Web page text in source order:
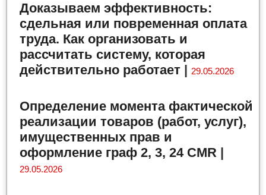
Доказываем эффективность:
сдельная или повременная оплата
труда. Как организовать и
рассчитать систему, которая
действительно работает |29.05.2026
Определение момента фактической
реализации товаров (работ, услуг),
имущественных прав и
оформление граф 2, 3, 24 CMR |
29.05.2026